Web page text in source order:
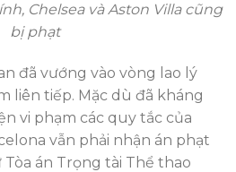
Chelsea và Aston Villa cũng
bị phạt
đã vướng vào vòng lao lý
liên tiếp. Mặc dù đã kháng
vi phạm các quy tắc của
vẫn phải nhận án phạt
án Trọng tài Thể thao